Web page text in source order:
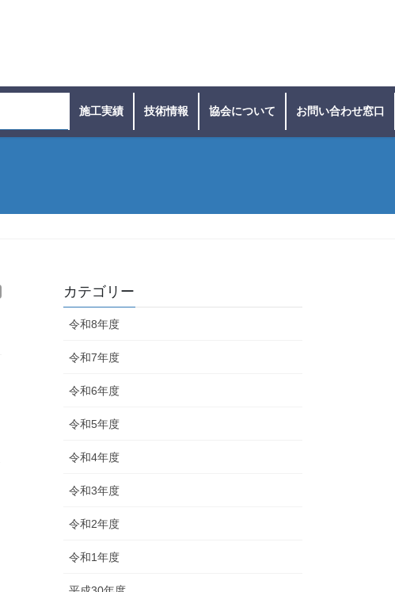
施工実績 技術情報 協会について お問い合わせ窓口
カテゴリー
令和8年度
令和7年度
令和6年度
令和5年度
令和4年度
令和3年度
令和2年度
令和1年度